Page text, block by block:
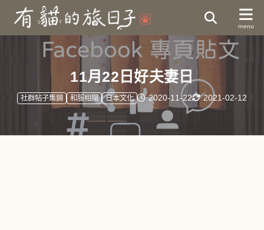
11月22日好夫妻日
2020-11-22 2021-02-12
社群帖子集錦 和服相關 日本文化